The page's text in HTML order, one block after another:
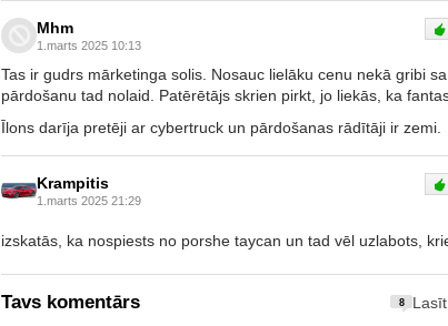
Mhm
1.marts 2025 10:13
Tas ir gudrs mārketinga solis. Nosauc lielāku cenu nekā gribi
pārdošanu tad nolaid. Patērētājs skrien pirkt, jo liekās, ka
Īlons darīja pretēji ar cybertruck un pārdošanas rādītāji ir zemi.
Krampitis
1.marts 2025 21:29
izskatās, ka nospiests no porshe taycan un tad vēl uzlabots,
Tavs komentārs 8